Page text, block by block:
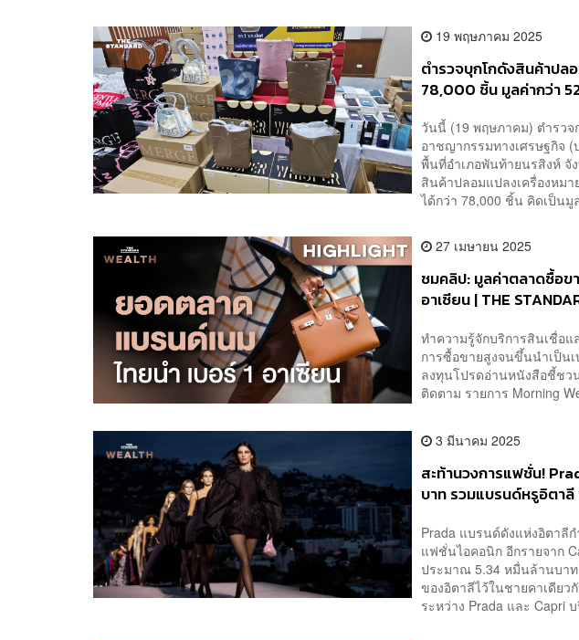
19 พฤษภาคม 2025
ตำรวจบุกโกดังสินค้าปล
78,000 ชิ้น มูลค่ากว่า
วันนี้ (19 พฤษภาคม) ตำรวจ
อาชญากรรมทางเศรษฐกิจ
พื้นที่อำเภอพันท้ายนรสิงห์ จั
สินค้าปลอมแปลงเครื่องหม
ได้กว่า 78,000 ชิ้น คิดเป็น
27 เมษายน 2025
ชมคลิป: มูลค่าตลาดซื้อข
อาเซียน | THE
ทำความรู้จักบริการสินเชื่อ
การซื้อขายสูงจนขึ้นนำเป็น
ลงทุนโปรดอ่านหนังสือชี้ช
ติดตาม รายการ Morning
3 มีนาคม 2025
สะท้านวงการแฟชั่น!
บาท รวมแบรนด์หรูอิตาลี
Prada แบรนด์ดังแห่งอิตาลีก
แฟชั่นไอคอนิก อีกรายจาก
ประมาณ 5.34 หมื่นล้านบาท
ของอิตาลีไว้ในชายคาเดีย
ระหว่าง Prada และ Capri